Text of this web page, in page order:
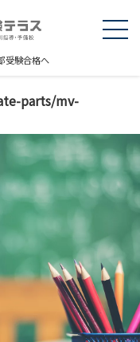
受験合格へ
2 to be string, object
igakubujuken-
parts/mv-